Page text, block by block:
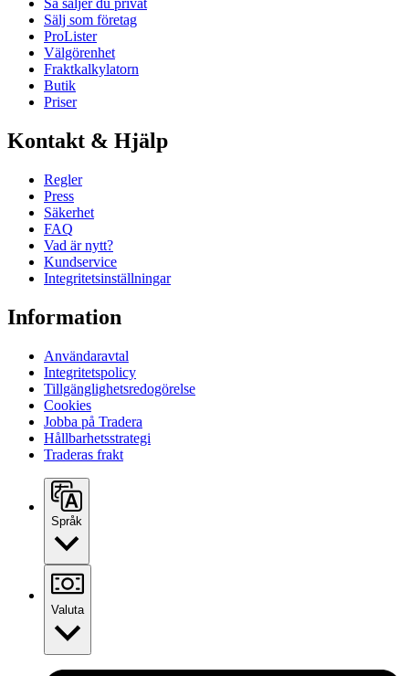
Sälj som företag
ProLister
Välgörenhet
Fraktkalkylatorn
Butik
Priser
Kontakt & Hjälp
Regler
Press
Säkerhet
FAQ
Vad är nytt?
Kundservice
Integritetsinställningar
Information
Användaravtal
Integritetspolicy
Tillgänglighetsredogörelse
Cookies
Jobba på Tradera
Hållbarhetsstrategi
Traderas frakt
Språk
Valuta